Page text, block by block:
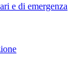
e di emergenza